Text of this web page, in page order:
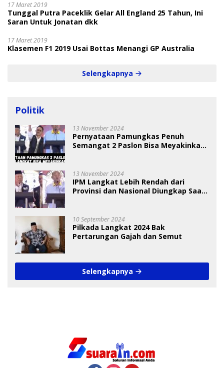
17 Maret 2019
Tunggal Putra Paceklik Gelar All England 25 Tahun, Ini
Saran Untuk Jonatan dkk
17 Maret 2019
Klasemen F1 2019 Usai Bottas Menangi GP Australia
Selengkapnya
Politik
13 November 2024
Pernyataan Pamungkas Penuh
Semangat 2 Paslon Bisa Meyakinkan
13 November 2024
IPM Langkat Lebih Rendah dari
Provinsi dan Nasional Diungkap Saat
10 September 2024
Pilkada Langkat 2024 Bak
Pertarungan Gajah dan Semut
Selengkapnya